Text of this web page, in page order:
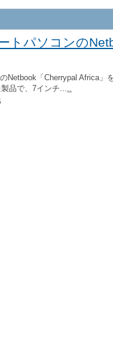
トパソコンの
Netbook「Cherrypal Africa
品で、7インチ...